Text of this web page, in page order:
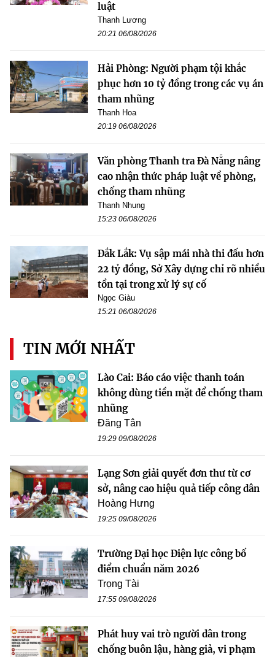
luật
Thanh Lương
20:21 06/08/2026
Hải Phòng: Người phạm tội khắc
phục hơn 10 tỷ đồng trong các vụ án
tham nhũng
Thanh Hoa
20:19 06/08/2026
Văn phòng Thanh tra Đà Nẵng nâng
cao nhận thức pháp luật về phòng,
chống tham nhũng
Thanh Nhung
15:23 06/08/2026
Đắk Lắk: Vụ sập mái nhà thi đấu hơn
22 tỷ đồng, Sở Xây dựng chỉ rõ nhiều
tồn tại trong xử lý sự cố
Ngọc Giàu
15:21 06/08/2026
TIN MỚI NHẤT
Lào Cai: Báo cáo việc thanh toán
không dùng tiền mặt để chống tham
nhũng
Đăng Tân
19:29 09/08/2026
Lạng Sơn giải quyết đơn thư từ cơ
sở, nâng cao hiệu quả tiếp công dân
Hoàng Hưng
19:25 09/08/2026
Trường Đại học Điện lực công bố
điểm chuẩn năm 2026
Trọng Tài
17:55 09/08/2026
Phát huy vai trò người dân trong
chống buôn lậu, hàng giả, vi phạm